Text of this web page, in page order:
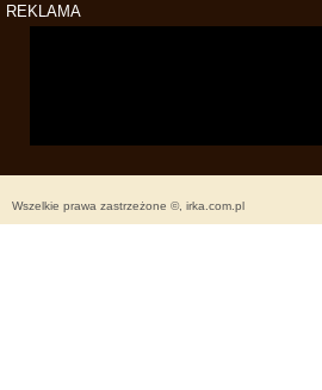
REKLAMA
Wszelkie prawa zastrzeżone ©, irka.com.pl